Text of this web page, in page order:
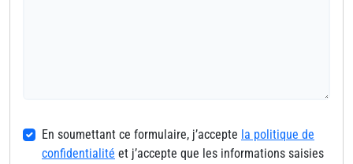
En soumettant ce formulaire, j’accepte la politique de
confidentialité et j’accepte que les informations saisies